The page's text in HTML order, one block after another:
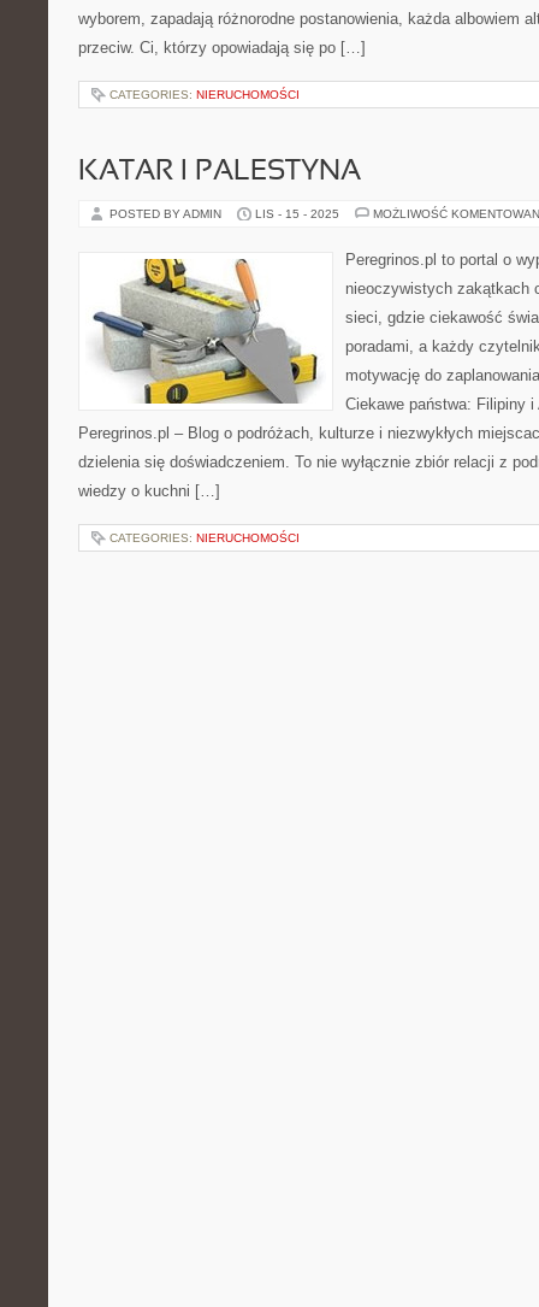
wyborem, zapadają różnorodne postanowienia, każda albowiem
przeciw. Ci, którzy opowiadają się po […]
CATEGORIES: NIERUCHOMOŚCI
KATAR I PALESTYNA
POSTED BY ADMIN LIS - 15 - 2025 MOŻLIWOŚĆ
Peregrinos.pl to portal o
nieoczywistych zakątkach
sieci, gdzie ciekawość
poradami, a każdy
motywację do
Ciekawe państwa: Filipiny
Peregrinos.pl – Blog o podróżach, kulturze i niezwykłych
dzielenia się doświadczeniem. To nie wyłącznie zbiór relacji z
wiedzy o kuchni […]
CATEGORIES: NIERUCHOMOŚCI